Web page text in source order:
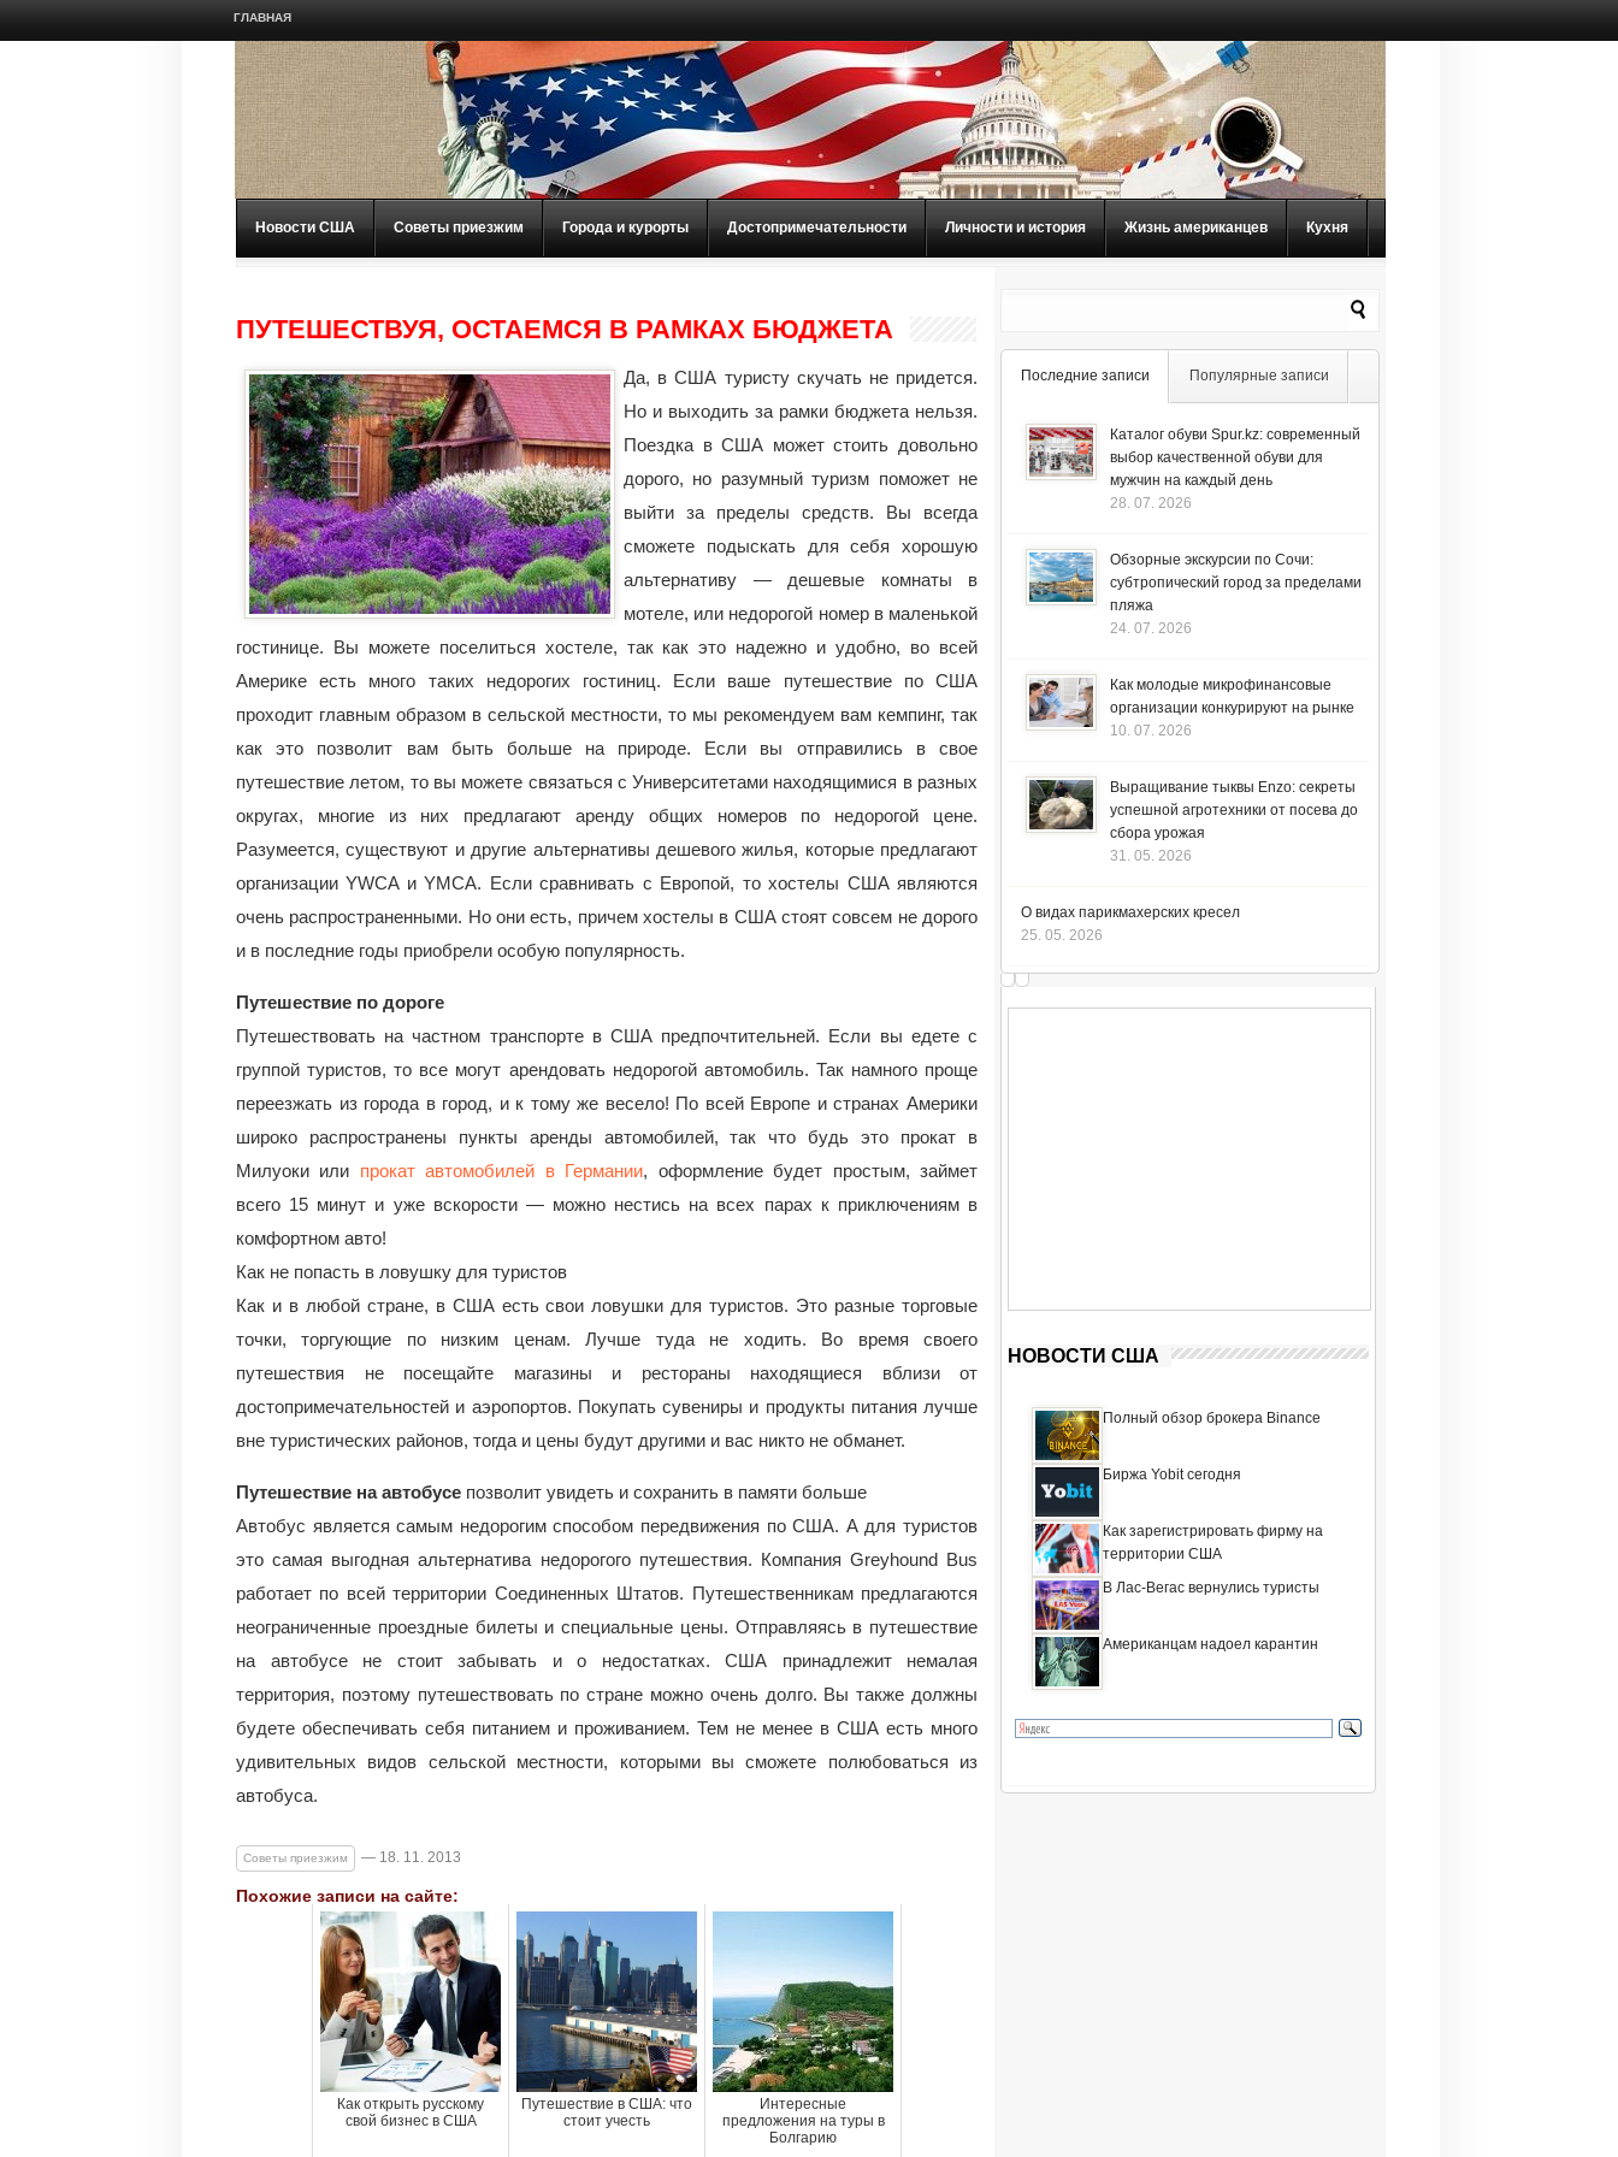
ГЛАВНАЯ
Новости США Советы приезжим Города и курорты Достопримечательности Личности и история Жизнь американцев Кухня
ПУТЕШЕСТВУЯ, ОСТАЕМСЯ В РАМКАХ БЮДЖЕТА
Да, в США туристу скучать не придется.
Но и выходить за рамки бюджета нельзя.
Поездка в США может стоить довольно
дорого, но разумный туризм поможет не
выйти за пределы средств. Вы всегда
сможете подыскать для себя хорошую
альтернативу — дешевые комнаты в
мотеле, или недорогой номер в маленькой
гостинице. Вы можете поселиться хостеле, так как это надежно и удобно, во всей
Америке есть много таких недорогих гостиниц. Если ваше путешествие по США
проходит главным образом в сельской местности, то мы рекомендуем вам кемпинг, так
как это позволит вам быть больше на природе. Если вы отправились в свое
путешествие летом, то вы можете связаться с Университетами находящимися в разных
округах, многие из них предлагают аренду общих номеров по недорогой цене.
Разумеется, существуют и другие альтернативы дешевого жилья, которые предлагают
организации YWCA и YMCA. Если сравнивать с Европой, то хостелы США являются
очень распространенными. Но они есть, причем хостелы в США стоят совсем не дорого
и в последние годы приобрели особую популярность.
Путешествие по дороге
Путешествовать на частном транспорте в США предпочтительней. Если вы едете с
группой туристов, то все могут арендовать недорогой автомобиль. Так намного проще
переезжать из города в город, и к тому же весело! По всей Европе и странах Америки
широко распространены пункты аренды автомобилей, так что будь это прокат в
Милуоки или прокат автомобилей в Германии, оформление будет простым, займет
всего 15 минут и уже вскорости — можно нестись на всех парах к приключениям в
комфортном авто!
Как не попасть в ловушку для туристов
Как и в любой стране, в США есть свои ловушки для туристов. Это разные торговые
точки, торгующие по низким ценам. Лучше туда не ходить. Во время своего
путешествия не посещайте магазины и рестораны находящиеся вблизи от
достопримечательностей и аэропортов. Покупать сувениры и продукты питания лучше
вне туристических районов, тогда и цены будут другими и вас никто не обманет.
Путешествие на автобусе позволит увидеть и сохранить в памяти больше
Автобус является самым недорогим способом передвижения по США. А для туристов
это самая выгодная альтернатива недорогого путешествия. Компания Greyhound Bus
работает по всей территории Соединенных Штатов. Путешественникам предлагаются
неограниченные проездные билеты и специальные цены. Отправляясь в путешествие
на автобусе не стоит забывать и о недостатках. США принадлежит немалая
территория, поэтому путешествовать по стране можно очень долго. Вы также должны
будете обеспечивать себя питанием и проживанием. Тем не менее в США есть много
удивительных видов сельской местности, которыми вы сможете полюбоваться из
автобуса.
Советы приезжим — 18. 11. 2013
Похожие записи на сайте:
Как открыть русскому
свой бизнес в США
Путешествие в США: что
стоит учесть
Интересные
предложения на туры в
Болгарию
Последние записи Популярные записи
Каталог обуви Spur.kz: современный
выбор качественной обуви для
мужчин на каждый день
28. 07. 2026
Обзорные экскурсии по Сочи:
субтропический город за пределами
пляжа
24. 07. 2026
Как молодые микрофинансовые
организации конкурируют на рынке
10. 07. 2026
Выращивание тыквы Enzo: секреты
успешной агротехники от посева до
сбора урожая
31. 05. 2026
О видах парикмахерских кресел
25. 05. 2026
НОВОСТИ США
Полный обзор брокера Binance
Биржа Yobit сегодня
Как зарегистрировать фирму на
территории США
В Лас-Вегас вернулись туристы
Американцам надоел карантин